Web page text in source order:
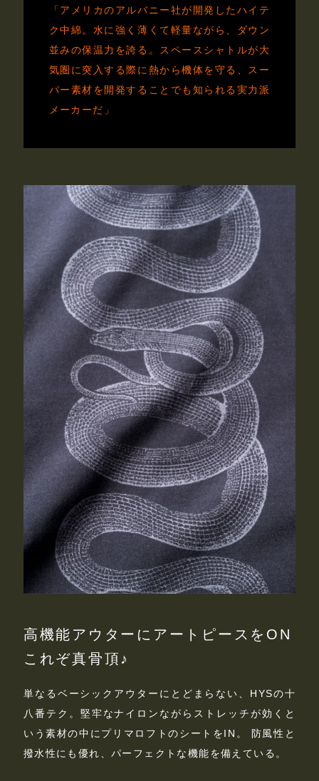
「アメリカのアルバニー社が開発したハイテ
ク中綿。水に強く薄くて軽量ながら、ダウン
並みの保温力を誇る。スペースシャトルが大
気圏に突入する際に熱から機体を守る、スー
パー素材を開発することでも知られる実力派
メーカーだ」
高機能アウターにアートピースをON
これぞ真骨頂♪
単なるベーシックアウターにとどまらない、HYSの十
八番テク。堅牢なナイロンながらストレッチが効くと
いう素材の中にプリマロフトのシートをIN。 防風性と
撥水性にも優れ、パーフェクトな機能を備えている。